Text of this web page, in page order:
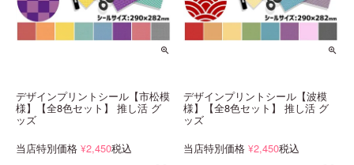
デザインプリントシール【市松模
様】【全8色セット】 推し活 グ
ッズ
当店特別価格 ¥2,450税込
デザインプリントシール【波模
様】【全8色セット】 推し活 グ
ッズ
当店特別価格 ¥2,450税込